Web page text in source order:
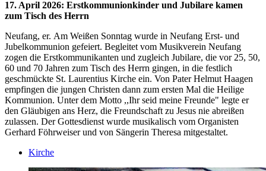
17. April 2026: Erstkommunionkinder und Jubilare kamen
zum Tisch des Herrn
Neufang, er. Am Weißen Sonntag wurde in Neufang Erst- und
Jubelkommunion gefeiert. Begleitet vom Musikverein Neufang
zogen die Erstkommunikanten und zugleich Jubilare, die vor 25, 50,
60 und 70 Jahren zum Tisch des Herrn gingen, in die festlich
geschmückte St. Laurentius Kirche ein. Von Pater Helmut Haagen
empfingen die jungen Christen dann zum ersten Mal die Heilige
Kommunion. Unter dem Motto ,,Ihr seid meine Freunde" legte er
den Gläubigen ans Herz, die Freundschaft zu Jesus nie abreißen
zulassen. Der Gottesdienst wurde musikalisch vom Organisten
Gerhard Föhrweiser und von Sängerin Theresa mitgestaltet.
Kirche